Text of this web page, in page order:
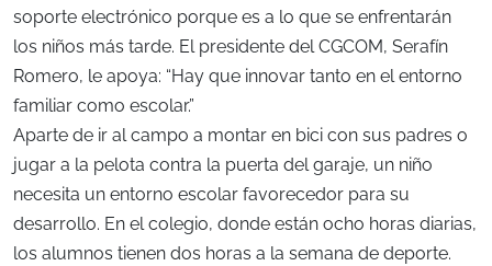
soporte electrónico porque es a lo que se enfrentarán
los niños más tarde. El presidente del CGCOM, Serafín
Romero, le apoya: “Hay que innovar tanto en el entorno
familiar como escolar.”
Aparte de ir al campo a montar en bici con sus padres o
jugar a la pelota contra la puerta del garaje, un niño
necesita un entorno escolar favorecedor para su
desarrollo. En el colegio, donde están ocho horas diarias,
los alumnos tienen dos horas a la semana de deporte.